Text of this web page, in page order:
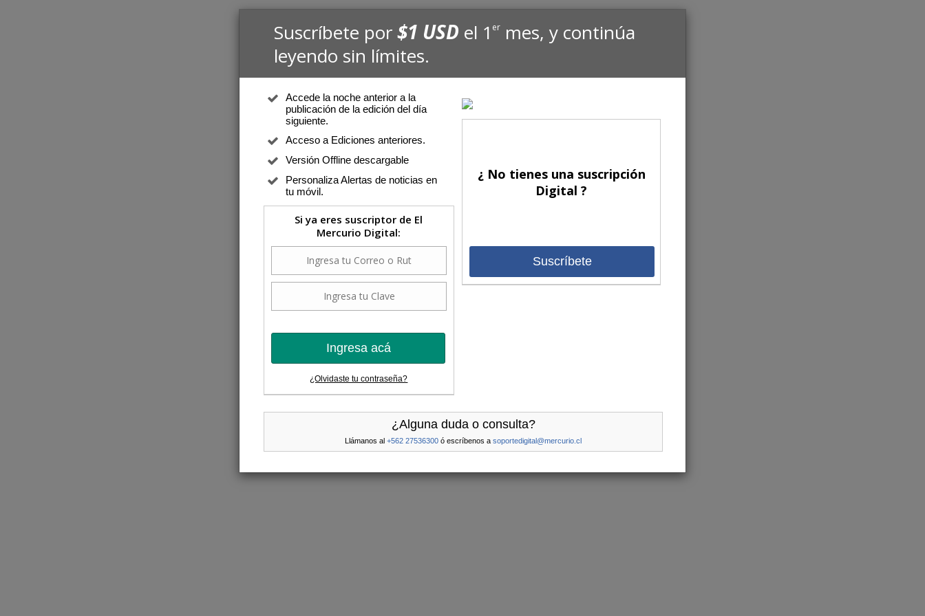
Suscríbete por$1 USD el 1er mes, y continúa
leyendo sin límites.
Accede la noche anterior a la
publicación de la edición del día
siguiente.
Acceso a Ediciones anteriores.
Versión Offline descargable
Personaliza Alertas de noticias en
tu móvil.
Si ya eres suscriptor de El
Mercurio Digital:
Ingresa acá
¿Olvidaste tu contraseña?
¿ No tienes una suscripción
Digital ?
Suscríbete
¿Alguna duda o consulta?
Llámanos al +562 27536300 ó escríbenos a soportedigital@mercurio.cl